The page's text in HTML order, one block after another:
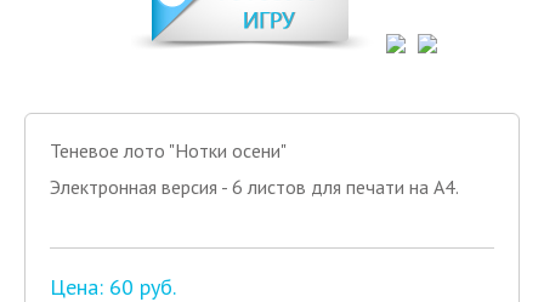
Теневое лото "Нотки осени"
Электронная версия - 6 листов для печати на А4.
Цена: 60 руб.